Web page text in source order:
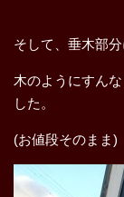
そして、垂木部
木のようにすん
した。
(お値段そのまま)